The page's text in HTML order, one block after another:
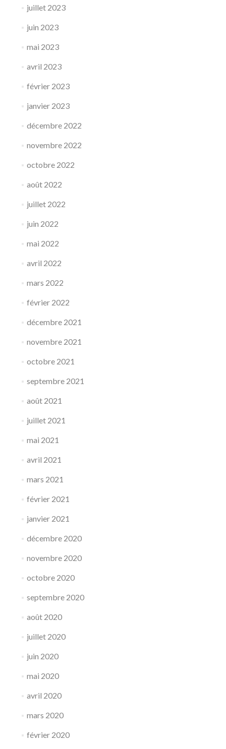
juillet 2023
juin 2023
mai 2023
avril 2023
février 2023
janvier 2023
décembre 2022
novembre 2022
octobre 2022
août 2022
juillet 2022
juin 2022
mai 2022
avril 2022
mars 2022
février 2022
décembre 2021
novembre 2021
octobre 2021
septembre 2021
août 2021
juillet 2021
mai 2021
avril 2021
mars 2021
février 2021
janvier 2021
décembre 2020
novembre 2020
octobre 2020
septembre 2020
août 2020
juillet 2020
juin 2020
mai 2020
avril 2020
mars 2020
février 2020